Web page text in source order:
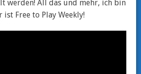
werden! All das und mehr, ich bin
ist Free to Play Weekly!